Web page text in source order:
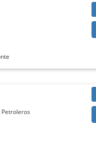
Petroleros